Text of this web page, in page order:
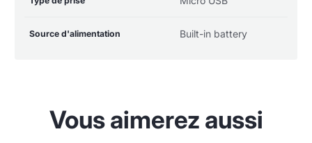
Source d'alimentation Built-in battery
Vous aimerez aussi